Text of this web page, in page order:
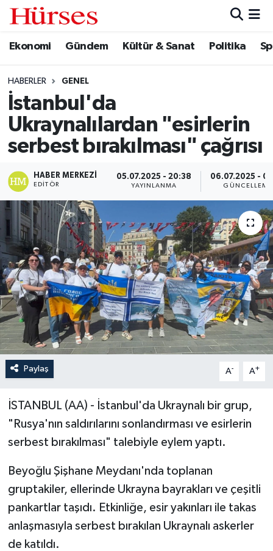
Ekonomi Gündem Kültür & Sanat Politika
HABERLER GENEL
İstanbul'da
Ukraynalılardan "esirlerin
serbest bırakılması" çağrısı
HABER MERKEZI
EDITÖR
05.07.2025 - 20:38
YAYINLANMA
06.07.2025 -
GÜNCELLEME
Paylaş A- A+
İSTANBUL (AA) - İstanbul'da Ukraynalı bir grup,
"Rusya'nın saldırılarını sonlandırması ve esirlerin
serbest bırakılması" talebiyle eylem yaptı.
Beyoğlu Şişhane Meydanı'nda toplanan
gruptakiler, ellerinde Ukrayna bayrakları ve çeşitli
pankartlar taşıdı. Etkinliğe, esir yakınları ile takas
anlaşmasıyla serbest bırakılan Ukraynalı askerler
de katıldı.
Ekonomi
Gündem
Kültür & Sanat
Politika
Spor
Turizm
Hava Durumu
Trafik Durumu
Süper Lig Puan Durumu ve Fikstür
Tüm Manşetler
Son Dakika Haberleri
Haber Arşivi